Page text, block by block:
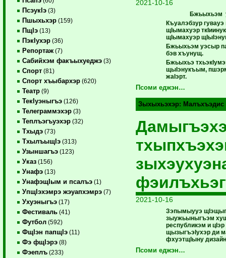
ПсэукIэ (3)
Пшыхьхэр (159)
ПщIэ (13)
ПэкIухэр (36)
Репортаж (7)
Сабийхэм факъыхуеджэ (3)
Спорт (81)
Спорт хъыбархэр (620)
Театр (9)
ТекIуэныгъэ (126)
Телеграммэхэр (3)
Теплъэгъуэхэр (32)
Тхыдэ (73)
ТхылъыщIэ (313)
Узыншагъэ (123)
Указ (156)
Унафэ (13)
УнафэщIым и псалъэ (1)
УпщIэхэмрэ жэуапхэмрэ (7)
Ухуэныгъэ (17)
Фестиваль (41)
Футбол (592)
ФщIэн папщIэ (11)
Фэ фщIэрэ (8)
Фэеплъ (233)
2021-10-16
Бжьыхьэм
Къуалэбзур
щIымахуэр
щIымахуэр
Бжьыхьэм уэсыр
бэв хъунущ.
Бжьыхьэ
щыIэнукъым,
жаIэрт.
Псоми еджэн…
Зыхыхьэхэр: Малъхъэдис
2021-10-16
Зэпымыууэ
зыужьыныгъэм
республикэм и
щызыгъэIухэр ди
фхуэтщIыну
Псоми еджэн…